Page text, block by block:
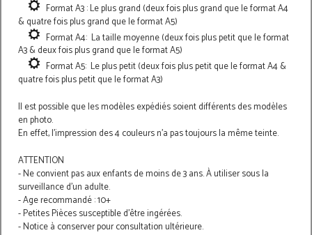
Format A3 : Le plus grand (deux fois plus grand que le format A4
& quatre fois plus grand que le format A5)
Format A4: La taille moyenne (deux fois plus petit que le format
A3 & deux fois plus grand que le format A5)
Format A5: Le plus petit (deux fois plus petit que le format A4 &
quatre fois plus petit que le format A3)
Il est possible que les modèles expédiés soient différents des modèles
en photo.
En effet, l'impression des 4 couleurs n'a pas toujours la même teinte.
ATTENTION
- Ne convient pas aux enfants de moins de 3 ans. À utiliser sous la
surveillance d’un adulte.
- Age recommandé : 10+
- Petites Pièces susceptible d'être ingérées.
- Notice à conserver pour consultation ultérieure.